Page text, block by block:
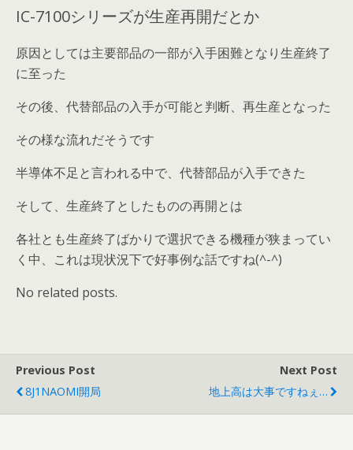
IC-7100シリーズが生産再開だとか
原因としては主要部品の一部が入手困難となり生産終了
に至った
その後、代替部品の入手が可能と判断、再生産となった
その様な流れだそうです
半導体不足と言われる中で、代替部品が入手できた
そして、生産終了としたものの再開とは
各社とも生産終了ばかりで選択できる機種が狭まってい
く中、これは現状況下で好事例な話ですね(^-^)
No related posts.
Previous Post
8J1NAOMI開局
Next Post
地上高は大事ですねぇ…